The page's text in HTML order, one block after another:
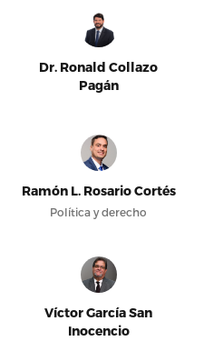
Dr. Ronald Collazo
Pagán
Ramón L. Rosario Cortés
Política y derecho
Víctor García San
Inocencio